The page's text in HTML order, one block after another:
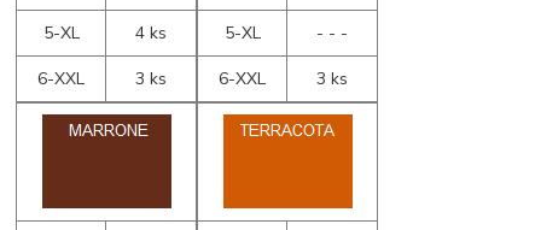
5-XL
4 ks
6-XXL
3 ks
5-XL
- - -
6-XXL
3 ks